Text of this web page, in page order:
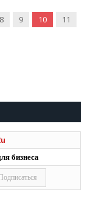
8 9 10
11
бизнеса